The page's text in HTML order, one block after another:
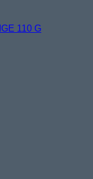
110 G